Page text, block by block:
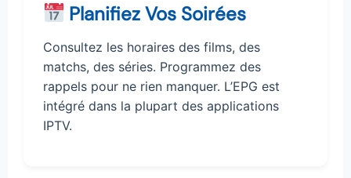
Planifiez Vos Soirées
Consultez les horaires des films, des
matchs, des séries. Programmez des
rappels pour ne rien manquer. L’EPG est
intégré dans la plupart des applications
IPTV.